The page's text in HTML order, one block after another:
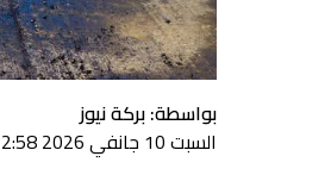
بواسطة: بركة نيوز
السبت 10 جانفي 2026 12:58